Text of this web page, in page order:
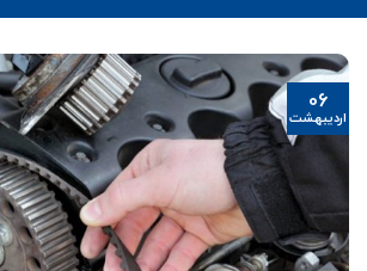
06
اردیبهشت